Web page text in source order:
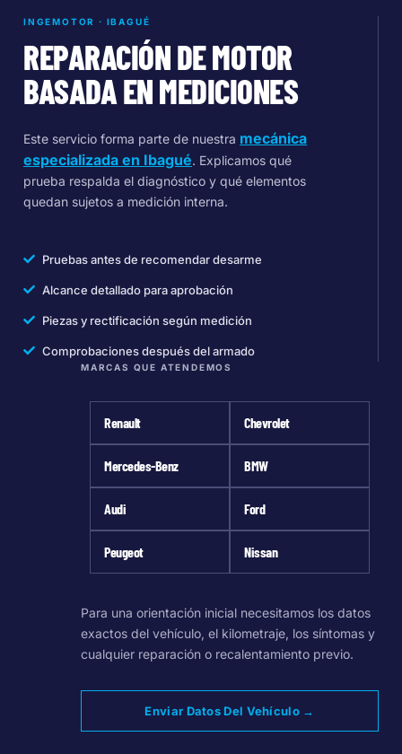
INGEMOTOR · IBAGUÉ
REPARACIÓN DE MOTOR
BASADA EN MEDICIONES
Este servicio forma parte de nuestra mecánica
especializada en Ibagué. Explicamos qué
prueba respalda el diagnóstico y qué elementos
quedan sujetos a medición interna.
Pruebas antes de recomendar desarme
Alcance detallado para aprobación
Piezas y rectificación según medición
Comprobaciones después del armado
MARCAS QUE ATENDEMOS
Renault Chevrolet
Mercedes-Benz BMW
Audi Ford
Peugeot Nissan
Para una orientación inicial necesitamos los datos
exactos del vehículo, el kilometraje, los síntomas y
cualquier reparación o recalentamiento previo.
Enviar Datos Del Vehículo →